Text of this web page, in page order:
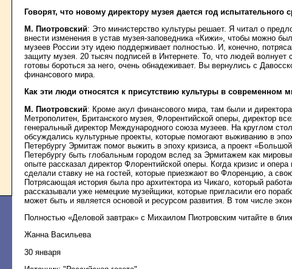
Говорят, что новому директору музея дается год испытательного
М. Пиотровский: Это министерство культуры решает. Я читал о
внести изменения в устав музея-заповедника «Кижи», чтобы можно
музеев России эту идею поддерживает полностью. И, конечно,
защиту музея. 20 тысяч подписей в Интернете. То, что людей волнует
готовы бороться за него, очень обнадеживает. Вы вернулись с
финансового мира.
Как эти люди относятся к присутствию культуры в современном
М. Пиотровский: Кроме акул финансового мира, там были и
Метрополитен, Британского музея, Флорентийской оперы, директор
генеральный директор Международного союза музеев. На круглом
обсуждались культурные проекты, которые помогают выживанию в
Петербургу Эрмитаж помог выжить в эпоху кризиса, а проект
Петербургу быть глобальным городом вслед за Эрмитажем как
опыте рассказал директор Флорентийской оперы. Когда кризис и опера
сделали ставку не на гостей, которые приезжают во Флоренцию, а
Потрясающая история была про архитектора из Чикаго, который
рассказывали уже немецкие музейщики, которые пригласили его
может быть и является основой и ресурсом развития. В том числе
Полностью «Деловой завтрак» с Михаилом Пиотровским читайте в
Жанна Васильева
30 января